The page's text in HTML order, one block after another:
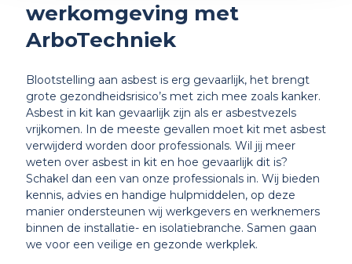
werkomgeving met
ArboTechniek
Blootstelling aan asbest is erg gevaarlijk, het brengt
grote gezondheidsrisico’s met zich mee zoals kanker.
Asbest in kit kan gevaarlijk zijn als er asbestvezels
vrijkomen. In de meeste gevallen moet kit met asbest
verwijderd worden door professionals. Wil jij meer
weten over asbest in kit en hoe gevaarlijk dit is?
Schakel dan een van onze professionals in. Wij bieden
kennis, advies en handige hulpmiddelen, op deze
manier ondersteunen wij werkgevers en werknemers
binnen de installatie- en isolatiebranche. Samen gaan
we voor een veilige en gezonde werkplek.